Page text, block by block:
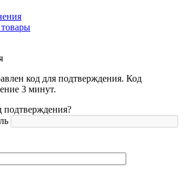
код для подтверждения. Код
3 минут.